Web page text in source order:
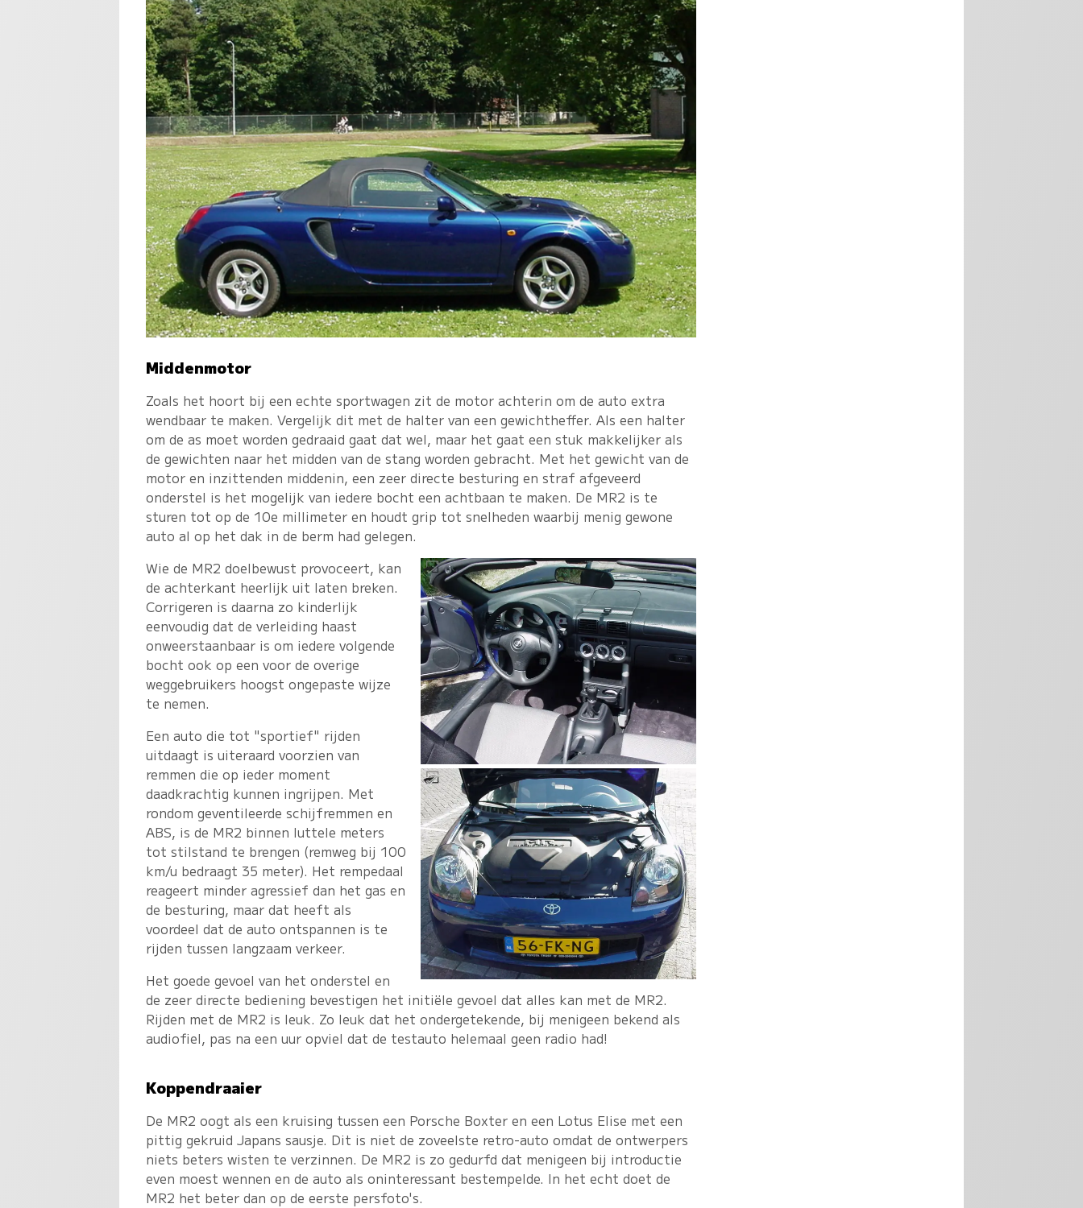
Middenmotor
Zoals het hoort bij een echte sportwagen zit de motor achterin om de auto extra
wendbaar te maken. Vergelijk dit met de halter van een gewichtheffer. Als een halter
om de as moet worden gedraaid gaat dat wel, maar het gaat een stuk makkelijker als
de gewichten naar het midden van de stang worden gebracht. Met het gewicht van de
motor en inzittenden middenin, een zeer directe besturing en straf afgeveerd
onderstel is het mogelijk van iedere bocht een achtbaan te maken. De MR2 is te
sturen tot op de 10e millimeter en houdt grip tot snelheden waarbij menig gewone
auto al op het dak in de berm had gelegen.
Wie de MR2 doelbewust provoceert, kan
de achterkant heerlijk uit laten breken.
Corrigeren is daarna zo kinderlijk
eenvoudig dat de verleiding haast
onweerstaanbaar is om iedere volgende
bocht ook op een voor de overige
weggebruikers hoogst ongepaste wijze
te nemen.
Een auto die tot "sportief" rijden
uitdaagt is uiteraard voorzien van
remmen die op ieder moment
daadkrachtig kunnen ingrijpen. Met
rondom geventileerde schijfremmen en
ABS, is de MR2 binnen luttele meters
tot stilstand te brengen (remweg bij 100
km/u bedraagt 35 meter). Het rempedaal
reageert minder agressief dan het gas en
de besturing, maar dat heeft als
voordeel dat de auto ontspannen is te
rijden tussen langzaam verkeer.
Het goede gevoel van het onderstel en
de zeer directe bediening bevestigen het initiële gevoel dat alles kan met de MR2.
Rijden met de MR2 is leuk. Zo leuk dat het ondergetekende, bij menigeen bekend als
audiofiel, pas na een uur opviel dat de testauto helemaal geen radio had!
Koppendraaier
De MR2 oogt als een kruising tussen een Porsche Boxter en een Lotus Elise met een
pittig gekruid Japans sausje. Dit is niet de zoveelste retro-auto omdat de ontwerpers
niets beters wisten te verzinnen. De MR2 is zo gedurfd dat menigeen bij introductie
even moest wennen en de auto als oninteressant bestempelde. In het echt doet de
MR2 het beter dan op de eerste persfoto's.